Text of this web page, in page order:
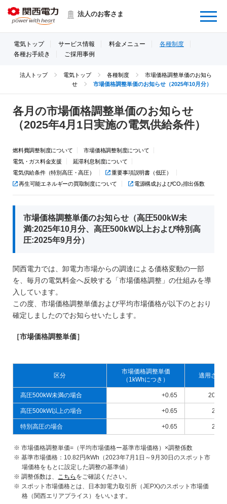
法人のお客さま
電気トップ サービス情報 料金メニュー
各種制度
各種お手続き
ご採用事例
法人トップ 電気トップ 各種制度
市場価格調整単価のお知ら
せ
市場価格調整単価のお知らせ（2025年10月分）
各月の市場価格調整単価のお知らせ
（2025年4月1日実施の電気供給条件）
燃料費調整制度について
市場価格調整制度について
電気・ガス料金支援
延滞利息制度について
電気供給条件（特別高圧・高圧）
重要事項説明書（低圧）
再生可能エネルギーの買取制度について
電源構成およびCO₂排出係数
市場価格調整単価のお知らせ（高圧500kW未
満:2025年10月分、高圧500kW以上および特別高
圧:2025年9月分）
関西電力では、卸電力市場からの調達による価格変動の一部
を、毎月の電気料金へ反映する「市場価格調整」の仕組みを導
入しています。
この度、市場価格調整単価および平均市場価格が以下のとおり
確定しましたのでお知らせいたします。
［市場価格調整単価］
区分
市場価格調整単価
（1kWhにつき）
適用され
高圧500kW未満の場合 +0.65 2025
高圧500kW以上の場合 +0.65 2025
特別高圧の場合 +0.65 2025
市場価格調整単価=（平均市場価格ー基準市場価格）×調整係数
基準市場価格：10.82円/kWh（2023年7月1日～9月30日のスポット市
場価格をもとに設定した調整の基準値）
調整係数は、
こちら をご確認ください。
スポット市場価格とは、日本卸電力取引所（JEPX)のスポット市場価
格（関西エリアプライス）をいいます。